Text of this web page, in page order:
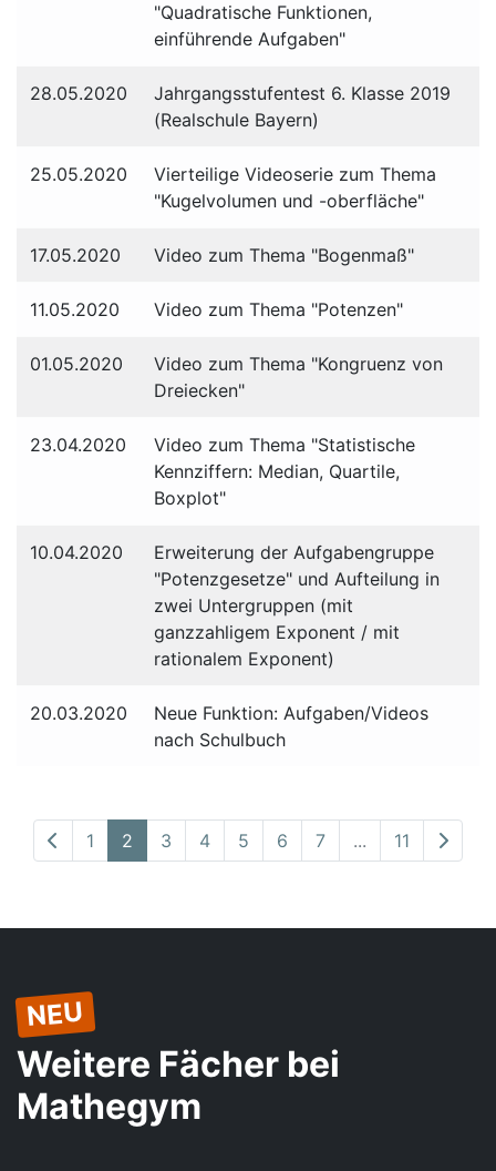
"Quadratische Funktionen,
einführende Aufgaben"
28.05.2020
Jahrgangsstufentest 6. Klasse 2019
(Realschule Bayern)
25.05.2020
Vierteilige Videoserie zum Thema
"Kugelvolumen und -oberfläche"
17.05.2020 Video zum Thema "Bogenmaß"
11.05.2020 Video zum Thema "Potenzen"
01.05.2020
Video zum Thema "Kongruenz von
Dreiecken"
23.04.2020
Video zum Thema "Statistische
Kennziffern: Median, Quartile,
Boxplot"
10.04.2020
Erweiterung der Aufgabengruppe
"Potenzgesetze" und Aufteilung in
zwei Untergruppen (mit
ganzzahligem Exponent / mit
rationalem Exponent)
20.03.2020
Neue Funktion: Aufgaben/Videos
nach Schulbuch
1 2 3 4 5 6 7 ... 11
NEU
Weitere Fächer bei
Mathegym